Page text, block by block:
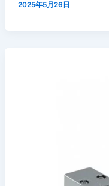
2025年5月26日